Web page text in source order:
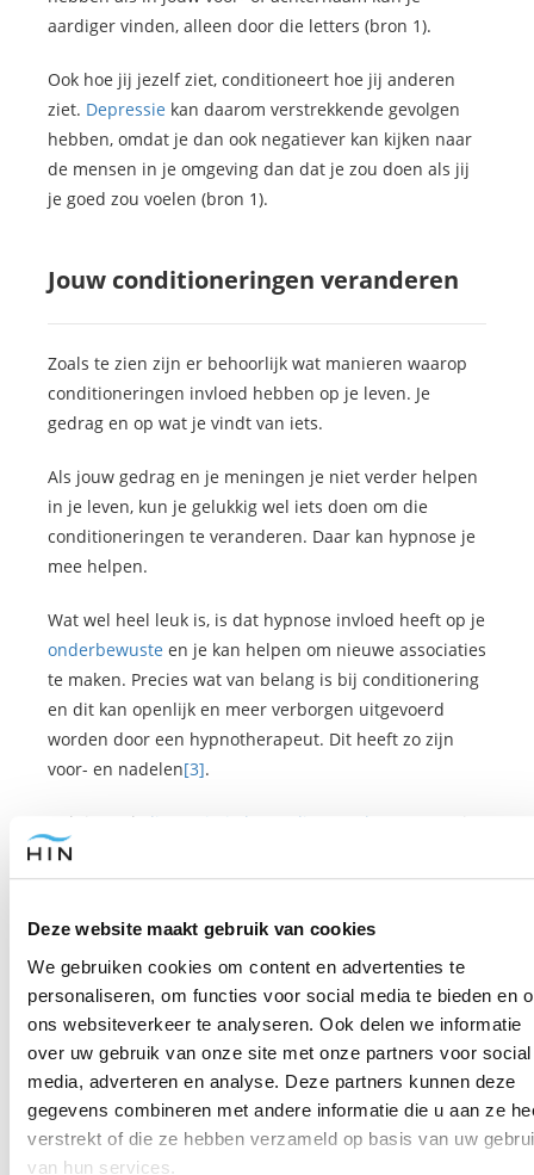
Deze website maakt gebruik van cookies
We gebruiken cookies om content en advertenties te
personaliseren, om functies voor social media te bieden en
ons websiteverkeer te analyseren. Ook delen we informatie
over uw gebruik van onze site met onze partners voor social
media, adverteren en analyse. Deze partners kunnen deze
gegevens combineren met andere informatie die u aan ze
verstrekt of die ze hebben verzameld op basis van uw
van hun services.
aardiger vinden, alleen door die letters (bron 1).
Ook hoe jij jezelf ziet, conditioneert hoe jij anderen
ziet. Depressie kan daarom verstrekkende gevolgen
hebben, omdat je dan ook negatiever kan kijken naar
de mensen in je omgeving dan dat je zou doen als jij
je goed zou voelen (bron 1).
Jouw conditioneringen veranderen
Zoals te zien zijn er behoorlijk wat manieren waarop
conditioneringen invloed hebben op je leven. Je
gedrag en op wat je vindt van iets.
Als jouw gedrag en je meningen je niet verder helpen
in je leven, kun je gelukkig wel iets doen om die
conditioneringen te veranderen. Daar kan hypnose je
mee helpen.
Wat wel heel leuk is, is dat hypnose invloed heeft op je
onderbewuste en je kan helpen om nieuwe associaties
te maken. Precies wat van belang is bij conditionering
en dit kan openlijk en meer verborgen uitgevoerd
worden door een hypnotherapeut. Dit heeft zo zijn
voor- en nadelen[3].
Heb je vaak dingen in je leven die terugkomen
reageert op een bepaalde manier? Of dat je een
lastige situatie uit de weg gaat in plaats van dat je
beter kan voelen?
Dit kan iets zijn waar je al heel lang in je leven last van
hebt, maar wat je eigenlijk niet verder helpt.
In zo’n geval kan regressie helpen.
Als iets je een bepaald gevoel geeft, kun je met
regressie teruggaan naar het eerste moment waarop